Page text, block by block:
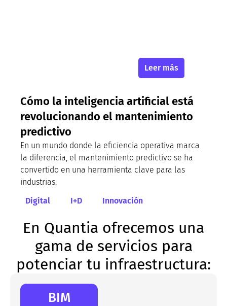
Leer más
Cómo la inteligencia artificial está
revolucionando el mantenimiento
predictivo
En un mundo donde la eficiencia operativa marca
la diferencia, el mantenimiento predictivo se ha
convertido en una herramienta clave para las
industrias.
Digital
I+D Innovación
En Quantia ofrecemos una
gama de servicios para
potenciar tu infraestructura:
BIM